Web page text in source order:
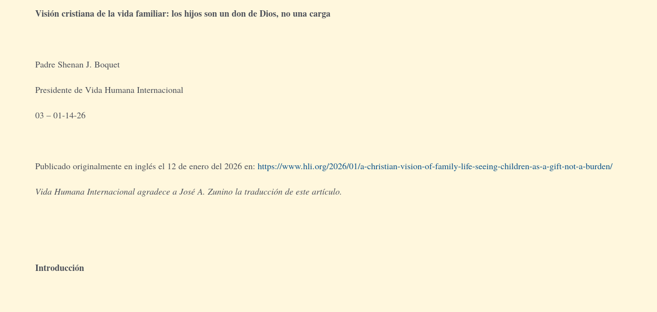
Visión cristiana de la vida familiar: los hijos son un don de Dios, no una carga
Padre Shenan J. Boquet
Presidente de Vida Humana Internacional
03 – 01-14-26
Publicado originalmente en inglés el 12 de enero del 2026 en: https://www.hli.org/2026/01/a-christian-vision-of-family-life-seeing-children-as-a-gift-not-a-burden/
Vida Humana Internacional agradece a José A. Zunino la traducción de este artículo.
Introducción